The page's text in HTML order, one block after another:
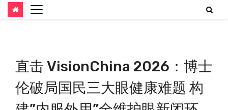
直击 VisionChina 2026：博士
伦破局国民三大眼健康难题 构